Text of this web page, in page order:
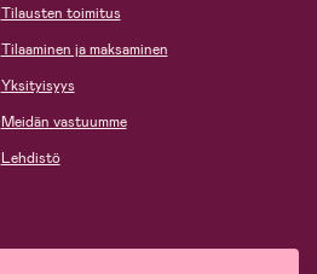
Tilausten toimitus
Tilaaminen ja maksaminen
Yksityisyys
Meidän vastuumme
Lehdistö